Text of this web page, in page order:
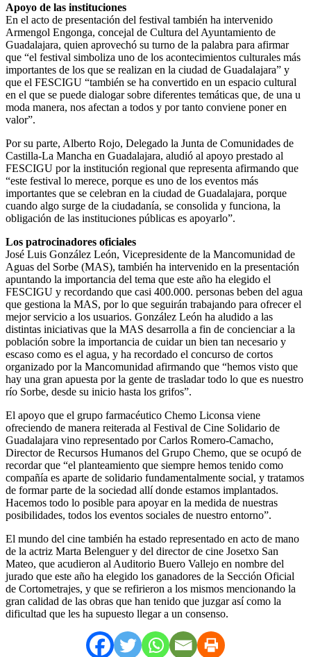
Apoyo de las instituciones
En el acto de presentación del festival también ha intervenido
Armengol Engonga, concejal de Cultura del Ayuntamiento de
Guadalajara, quien aprovechó su turno de la palabra para afirmar
que “el festival simboliza uno de los acontecimientos culturales más
importantes de los que se realizan en la ciudad de Guadalajara” y
que el FESCIGU “también se ha convertido en un espacio cultural
en el que se puede dialogar sobre diferentes temáticas que, de una u
moda manera, nos afectan a todos y por tanto conviene poner en
valor”.
Por su parte, Alberto Rojo, Delegado la Junta de Comunidades de
Castilla-La Mancha en Guadalajara, aludió al apoyo prestado al
FESCIGU por la institución regional que representa afirmando que
“este festival lo merece, porque es uno de los eventos más
importantes que se celebran en la ciudad de Guadalajara, porque
cuando algo surge de la ciudadanía, se consolida y funciona, la
obligación de las instituciones públicas es apoyarlo”.
Los patrocinadores oficiales
José Luis González León, Vicepresidente de la Mancomunidad de
Aguas del Sorbe (MAS), también ha intervenido en la presentación
apuntando la importancia del tema que este año ha elegido el
FESCIGU y recordando que casi 400.000. personas beben del agua
que gestiona la MAS, por lo que seguirán trabajando para ofrecer el
mejor servicio a los usuarios. González León ha aludido a las
distintas iniciativas que la MAS desarrolla a fin de concienciar a la
población sobre la importancia de cuidar un bien tan necesario y
escaso como es el agua, y ha recordado el concurso de cortos
organizado por la Mancomunidad afirmando que “hemos visto que
hay una gran apuesta por la gente de trasladar todo lo que es nuestro
río Sorbe, desde su inicio hasta los grifos”.
El apoyo que el grupo farmacéutico Chemo Liconsa viene
ofreciendo de manera reiterada al Festival de Cine Solidario de
Guadalajara vino representado por Carlos Romero-Camacho,
Director de Recursos Humanos del Grupo Chemo, que se ocupó de
recordar que “el planteamiento que siempre hemos tenido como
compañía es aparte de solidario fundamentalmente social, y tratamos
de formar parte de la sociedad allí donde estamos implantados.
Hacemos todo lo posible para apoyar en la medida de nuestras
posibilidades, todos los eventos sociales de nuestro entorno”.
El mundo del cine también ha estado representado en acto de mano
de la actriz Marta Belenguer y del director de cine Josetxo San
Mateo, que acudieron al Auditorio Buero Vallejo en nombre del
jurado que este año ha elegido los ganadores de la Sección Oficial
de Cortometrajes, y que se refirieron a los mismos mencionando la
gran calidad de las obras que han tenido que juzgar así como la
dificultad que les ha supuesto llegar a un consenso.